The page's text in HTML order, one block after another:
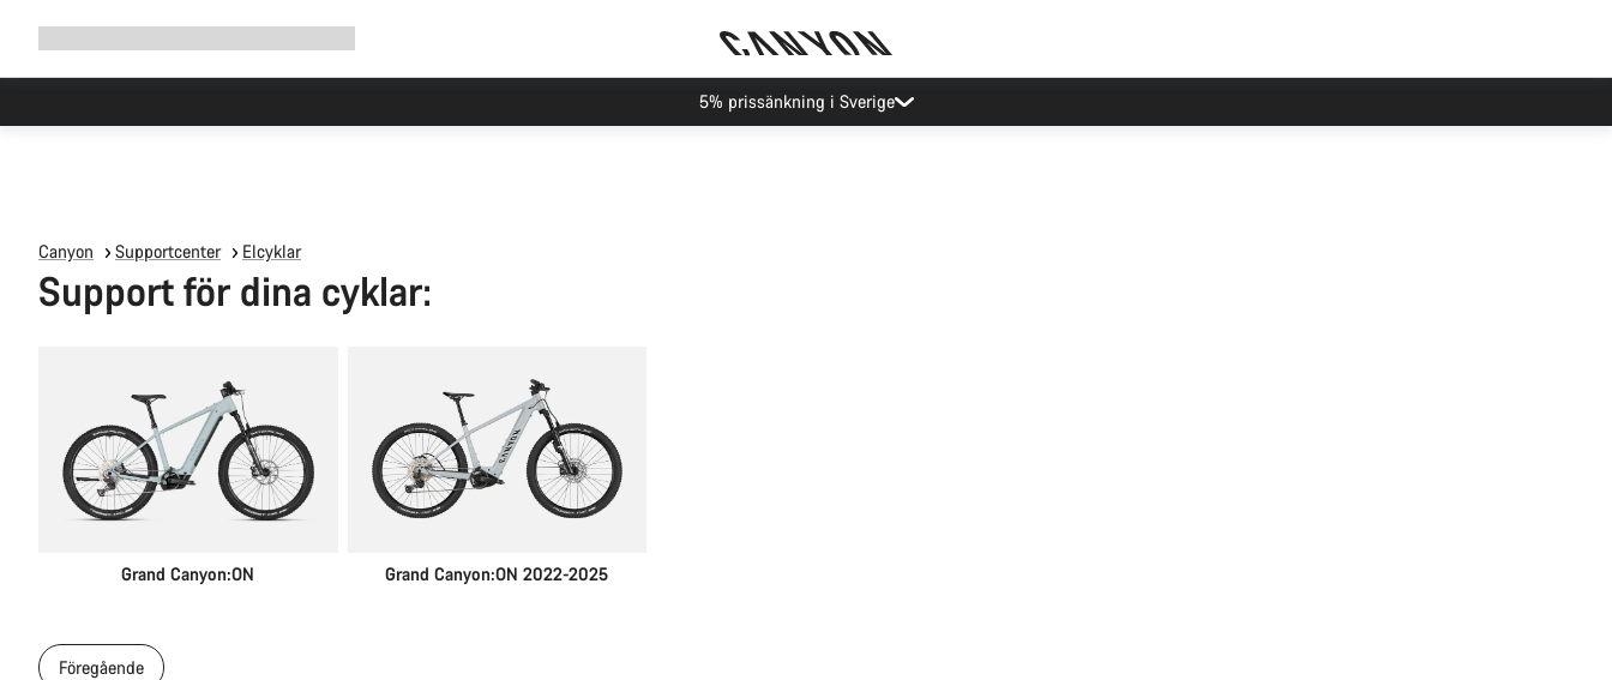
5% prissänkning i Sverige
Canyon Supportcenter Elcyklar
Support för dina cyklar:
Grand Canyon:ON Grand Canyon:ON 2022-2025
Föregående